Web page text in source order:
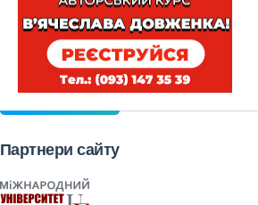
Партнери сайту